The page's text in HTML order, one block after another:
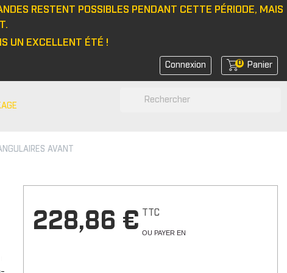
RESTENT POSSIBLES PENDANT CETTE PÉRIODE, MAIS
UN EXCELLENT ÉTÉ !
Connexion 0 Panier
latérale
de coin avant
d'amortisseurs
bonnet
AVANT
228,86 € TTC
OU PAYER EN